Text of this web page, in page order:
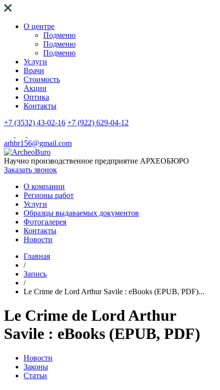
О центре
Подменю
Подменю
Подменю
Услуги
Врачи
Стоимость
Акции
Оптика
Контакты
+7 (3532) 43-02-16 +7 (922) 629-04-12
arhbr156@gmail.com
Научно производственное предприятие АРХЕОБЮРО
Заказать звонок
О компании
Регионы работ
Услуги
Образцы выдаваемых документов
Фотогалерея
Контакты
Новости
Главная
/
Запись
/
Le Crime de Lord Arthur Savile : eBooks (EPUB, PDF)...
Le Crime de Lord Arthur
Savile : eBooks (EPUB, PDF)
Новости
Законы
Статьи